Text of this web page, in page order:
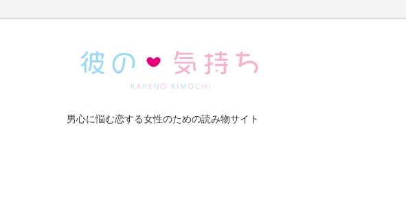
男心に悩む恋する女性のための読み物サイト